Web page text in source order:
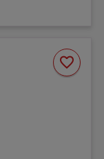
favorite
Spara
som